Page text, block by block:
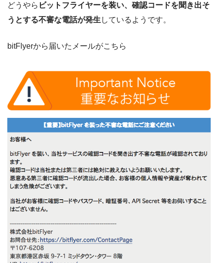
どうやら ビットフライヤーを装い、確認コードを聞き出そ
うとする不審な電話が発生 しているようです。
bitFlyerから届いたメールがこちら